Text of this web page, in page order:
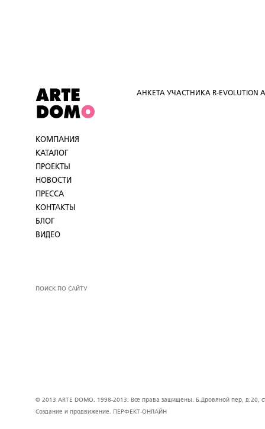
КОМПАНИЯ
КАТАЛОГ
ПРОЕКТЫ
НОВОСТИ
ПРЕССА
КОНТАКТЫ
БЛОГ
ВИДЕО
ПОИСК ПО САЙТУ
АНКЕТА УЧАСТНИКА R-EVOLUTION
© 2013 ARTE DOMO. 1998-2013. Все права защищены. Б.Дровяной пер, д.20,
Создание и продвижение.
ПЕРФЕКТ-ОНЛАЙН